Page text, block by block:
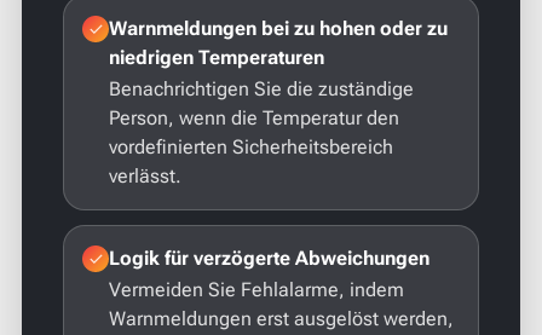
Warnmeldungen bei zu hohen oder zu
niedrigen Temperaturen
Benachrichtigen Sie die zuständige
Person, wenn die Temperatur den
vordefinierten Sicherheitsbereich
verlässt.
Logik für verzögerte Abweichungen
Vermeiden Sie Fehlalarme, indem
Warnmeldungen erst ausgelöst werden,